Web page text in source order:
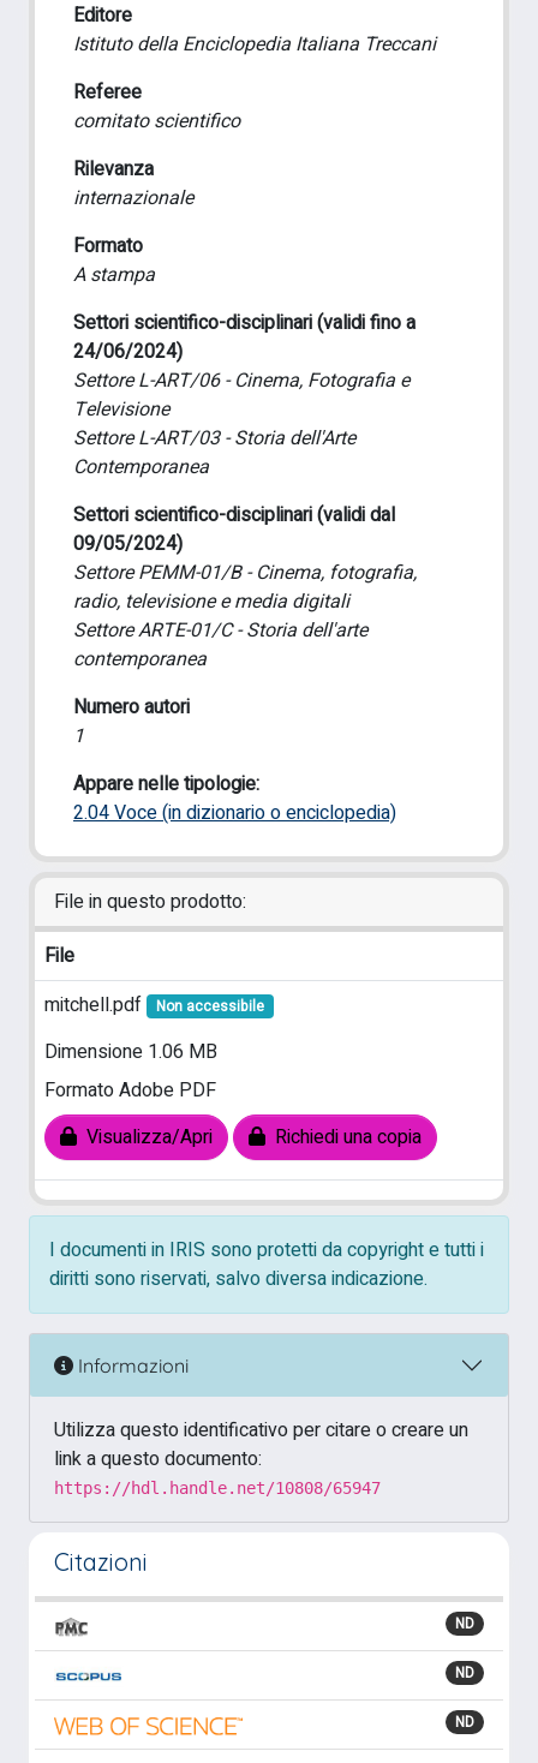
Editore
Istituto della Enciclopedia Italiana Treccani
Referee
comitato scientifico
Rilevanza
internazionale
Formato
A stampa
Settori scientifico-disciplinari (validi fino a
24/06/2024)
Settore L-ART/06 - Cinema, Fotografia e
Televisione
Settore L-ART/03 - Storia dell'Arte
Contemporanea
Settori scientifico-disciplinari (validi dal
09/05/2024)
Settore PEMM-01/B - Cinema, fotografia,
radio, televisione e media digitali
Settore ARTE-01/C - Storia dell'arte
contemporanea
Numero autori
1
Appare nelle tipologie:
2.04 Voce (in dizionario o enciclopedia)
File in questo prodotto:
File
mitchell.pdf
Non accessibile
Dimensione 1.06 MB
Formato Adobe PDF
Visualizza/Apri
Richiedi una copia
I documenti in IRIS sono protetti da copyright e tutti i
diritti sono riservati, salvo diversa indicazione.
Informazioni
Utilizza questo identificativo per citare o creare un
link a questo documento:
https://hdl.handle.net/10808/65947
Citazioni
ND
ND
ND